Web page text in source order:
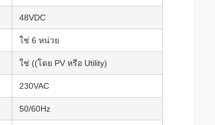
48VDC
ใช่ 6 หน่วย
ใช่ ((โดย PV หรือ Utility)
230VAC
50/60Hz